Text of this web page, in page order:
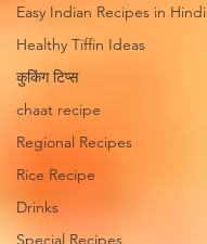
Easy Indian Recipes in Hindi
Healthy Tiffin Ideas
कुकिंग टिप्स
chaat recipe
Regional Recipes
Rice Recipe
Drinks
Special Recipes